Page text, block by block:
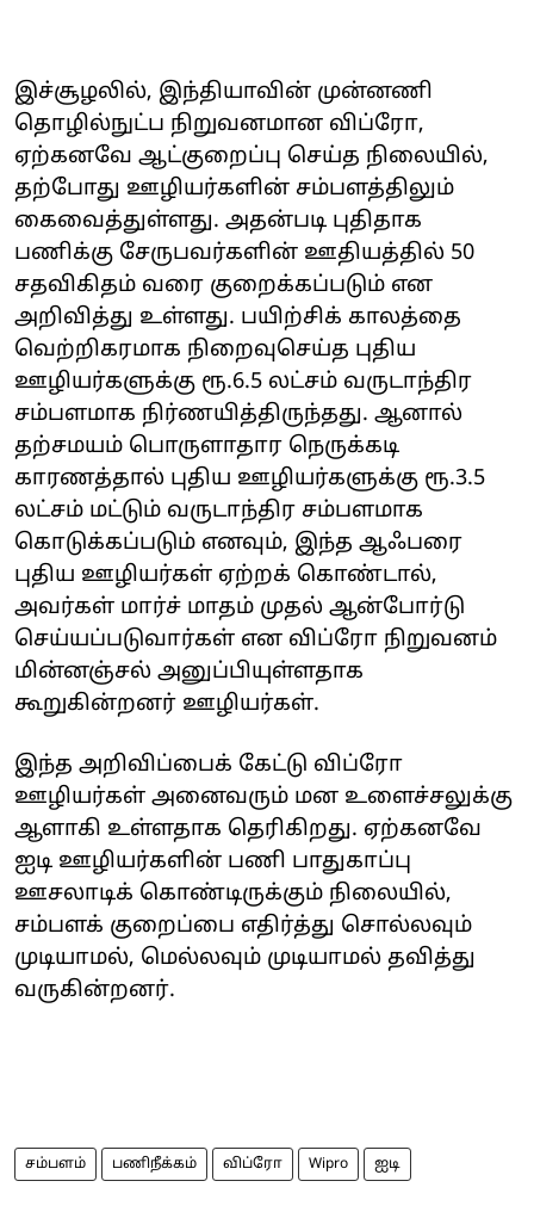
இச்சூழலில், இந்தியாவின் முன்னணி
தொழில்நுட்ப நிறுவனமான விப்ரோ,
ஏற்கனவே ஆட்குறைப்பு செய்த நிலையில்,
தற்போது ஊழியர்களின் சம்பளத்திலும்
கைவைத்துள்ளது. அதன்படி புதிதாக
பணிக்கு சேருபவர்களின் ஊதியத்தில் 50
சதவிகிதம் வரை குறைக்கப்படும் என
அறிவித்து உள்ளது. பயிற்சிக் காலத்தை
வெற்றிகரமாக நிறைவுசெய்த புதிய
ஊழியர்களுக்கு ரூ.6.5 லட்சம் வருடாந்திர
சம்பளமாக நிர்ணயித்திருந்தது. ஆனால்
தற்சமயம் பொருளாதார நெருக்கடி
காரணத்தால் புதிய ஊழியர்களுக்கு ரூ.3.5
லட்சம் மட்டும் வருடாந்திர சம்பளமாக
கொடுக்கப்படும் எனவும், இந்த ஆஃபரை
புதிய ஊழியர்கள் ஏற்றக் கொண்டால்,
அவர்கள் மார்ச் மாதம் முதல் ஆன்போர்டு
செய்யப்படுவார்கள் என விப்ரோ நிறுவனம்
மின்னஞ்சல் அனுப்பியுள்ளதாக
கூறுகின்றனர் ஊழியர்கள்.
இந்த அறிவிப்பைக் கேட்டு விப்ரோ
ஊழியர்கள் அனைவரும் மன உளைச்சலுக்கு
ஆளாகி உள்ளதாக தெரிகிறது. ஏற்கனவே
ஐடி ஊழியர்களின் பணி பாதுகாப்பு
ஊசலாடிக் கொண்டிருக்கும் நிலையில்,
சம்பளக் குறைப்பை எதிர்த்து சொல்லவும்
முடியாமல், மெல்லவும் முடியாமல் தவித்து
வருகின்றனர்.
சம்பளம் பணிநீக்கம் விப்ரோ Wipro ஐடி